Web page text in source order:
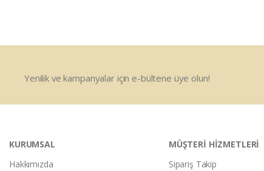
Yenilik ve kampanyalar için e-bültene üye olun!
KURUMSAL
Hakkımızda
MÜŞTERİ HİZMETLERİ
Sipariş Takip